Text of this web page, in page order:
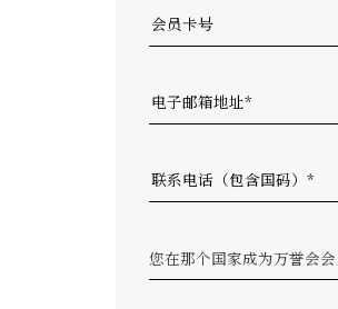
您在那个国家成为万誉会